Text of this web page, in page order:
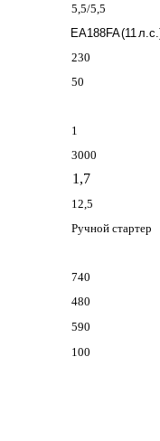
5,5/5,5
EA188FA (11
230
50
1
3000
1,7
12,5
Ручной стартер
740
480
590
100